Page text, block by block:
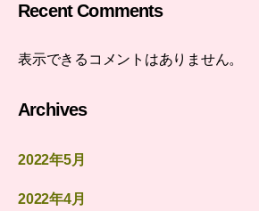
Recent Comments
表示できるコメントはありません。
Archives
2022年5月
2022年4月